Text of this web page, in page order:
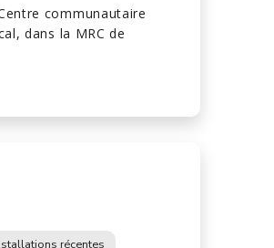
communautaire
dans la MRC de
récentes